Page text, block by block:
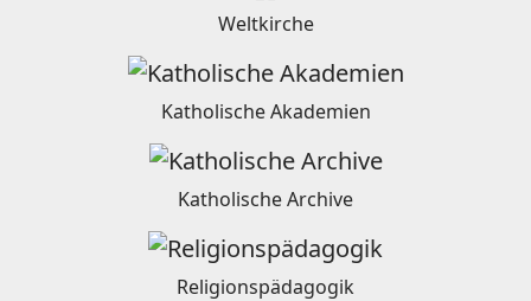
Weltkirche
Katholische Akademien
Katholische Archive
Religionspädagogik